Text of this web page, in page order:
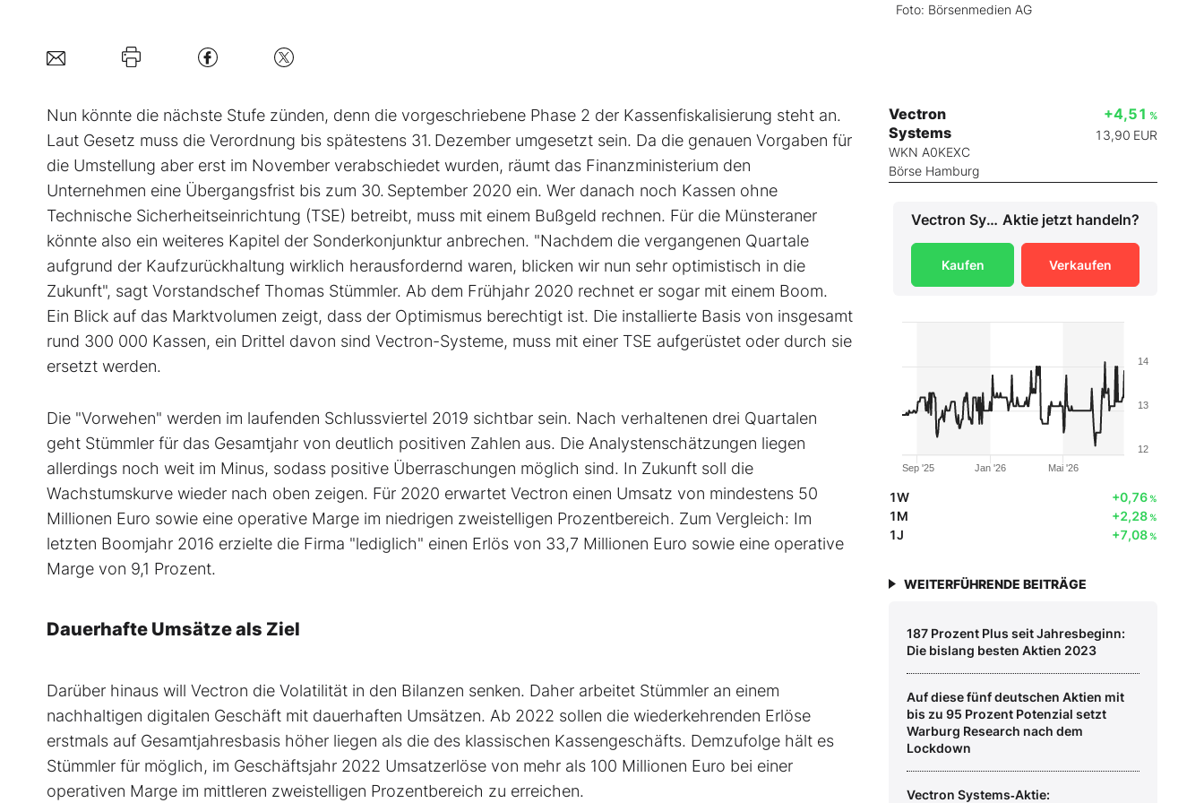
Foto: Börsenmedien AG
Nun könnte die nächste Stufe zünden, denn die vorgeschriebene Phase 2 der Kassenfiskalisierung steht an.
Laut Gesetz muss die Verordnung bis spätestens 31. Dezember umgesetzt sein. Da die genauen Vorgaben für
die Umstellung aber erst im November verabschiedet wurden, räumt das Finanzministerium den
Unternehmen eine Übergangsfrist bis zum 30. September 2020 ein. Wer danach noch Kassen ohne
Technische Sicherheitseinrichtung (TSE) betreibt, muss mit einem Bußgeld rechnen. Für die Münsteraner
könnte also ein weiteres Kapitel der Sonderkonjunktur anbrechen. "Nachdem die vergangenen Quartale
aufgrund der Kaufzurückhaltung wirklich herausfordernd waren, blicken wir nun sehr optimistisch in die
Zukunft", sagt Vorstandschef Thomas Stümmler. Ab dem Frühjahr 2020 rechnet er sogar mit einem Boom.
Ein Blick auf das Marktvolumen zeigt, dass der Optimismus berechtigt ist. Die installierte Basis von insgesamt
rund 300 000 Kassen, ein Drittel davon sind Vectron-Systeme, muss mit einer TSE aufgerüstet oder durch sie
ersetzt werden.
Die "Vorwehen" werden im laufenden Schlussviertel 2019 sichtbar sein. Nach verhaltenen drei Quartalen
geht Stümmler für das Gesamtjahr von deutlich positiven Zahlen aus. Die Analystenschätzungen liegen
allerdings noch weit im Minus, sodass positive Überraschungen möglich sind. In Zukunft soll die
Wachstumskurve wieder nach oben zeigen. Für 2020 erwartet Vectron einen Umsatz von mindestens 50
Millionen Euro sowie eine operative Marge im niedrigen zweistelligen Prozentbereich. Zum Vergleich: Im
letzten Boomjahr 2016 erzielte die Firma "lediglich" einen Erlös von 33,7 Millionen Euro sowie eine operative
Marge von 9,1 Prozent.
Dauerhafte Umsätze als Ziel
Darüber hinaus will Vectron die Volatilität in den Bilanzen senken. Daher arbeitet Stümmler an einem
nachhaltigen digitalen Geschäft mit dauerhaften Umsätzen. Ab 2022 sollen die wiederkehrenden Erlöse
erstmals auf Gesamtjahresbasis höher liegen als die des klassischen Kassengeschäfts. Demzufolge hält es
Stümmler für möglich, im Geschäftsjahr 2022 Umsatz­erlöse von mehr als 100 Millionen Euro bei einer
operativen Marge im mittleren zweistelligen Prozentbereich zu erreichen.
Vectron
Systems
WKN A0KEXC
Börse Hamburg
+4,51 %
13,90 EUR
Vectron Systems Aktie jetzt handeln?
Kaufen Verkaufen
Jan '26
Sep '25 Mai '26
12
13
14
1W +0,76%
1M +2,28%
1J +7,08%
WEITERFÜHRENDE BEITRÄGE
187 Prozent Plus seit Jahresbeginn:
Die bislang besten Aktien 2023
Auf diese fünf deutschen Aktien mit
bis zu 95 Prozent Potenzial setzt
Warburg Research nach dem
Lockdown
Vectron Systems‑Aktie: